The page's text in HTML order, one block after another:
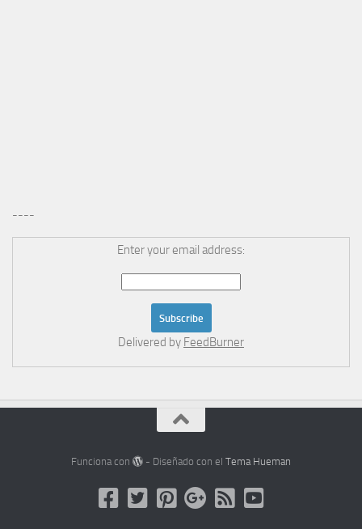
----
Enter your email address:
Delivered by FeedBurner
Funciona con - Diseñado con elTema Hueman